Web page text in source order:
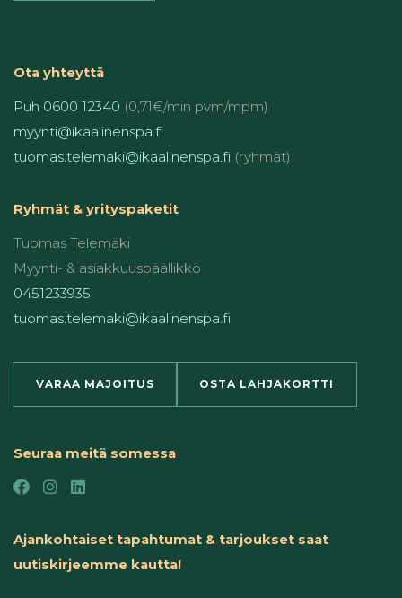
Ota yhteyttä
Puh 0600 12340 (0,71€/min pvm/mpm)
myynti@ikaalinenspa.fi
tuomas.telemaki@ikaalinenspa.fi (ryhmät)
Ryhmät & yrityspaketit
Tuomas Telemäki
Myynti- & asiakkuuspäällikkö
0451233935
tuomas.telemaki@ikaalinenspa.fi
VARAA MAJOITUS OSTA LAHJAKORTTI
Seuraa meitä somessa
Ajankohtaiset tapahtumat & tarjoukset saat
uutiskirjeemme kautta!